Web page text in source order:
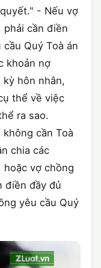
- Nếu vợ
phải cần điền
Quý Toà án
khoản nợ
hôn nhân,
thể về việc
ra sao.
cần Toà
chia các
hoặc vợ chồng
điền đầy đủ
yêu cầu Quý